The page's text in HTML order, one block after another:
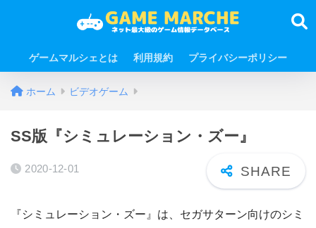
ゲームマルシェとは 利用規約 プライバシーポリシー
ホーム ビデオゲーム
SS版『シミュレーション・ズー』
2020-12-01
『シミュレーション・ズー』は、セガサターン向けのシミ